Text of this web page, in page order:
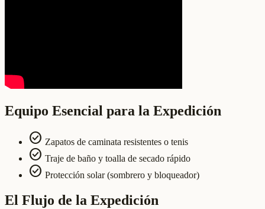
Equipo Esencial para la Expedición
check_circle Zapatos de caminata resistentes o tenis
check_circle Traje de baño y toalla de secado rápido
check_circle Protección solar (sombrero y bloqueador)
El Flujo de la Expedición